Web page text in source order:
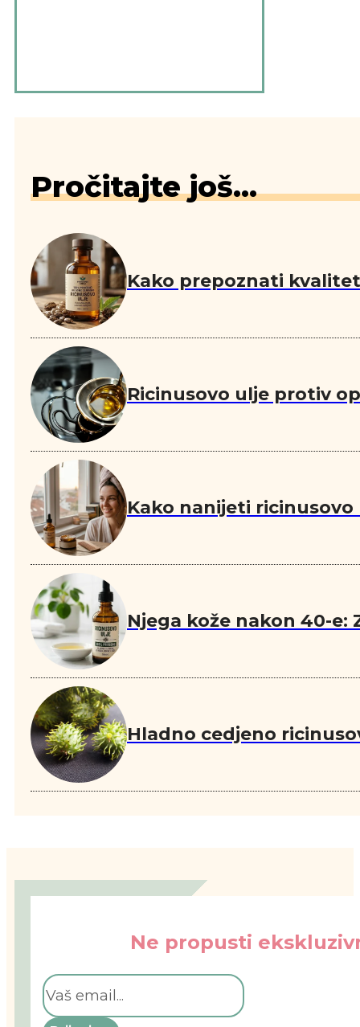
Pročitajte još...
Kako prepoznati
Ricinusovo ulje protiv
Kako nanijeti ricinusovo
Njega kože nakon 40-
Hladno cedjeno
Ne propusti